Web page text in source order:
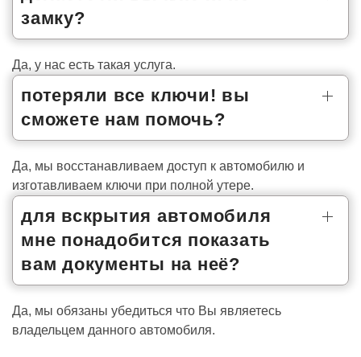
замку?
Да, у нас есть такая услуга.
потеряли все ключи! вы
сможете нам помочь?
Да, мы восстанавливаем доступ к автомобилю и
изготавливаем ключи при полной утере.
для вскрытия автомобиля
мне понадобится показать
вам документы на неё?
Да, мы обязаны убедиться что Вы являетесь
владельцем данного автомобиля.